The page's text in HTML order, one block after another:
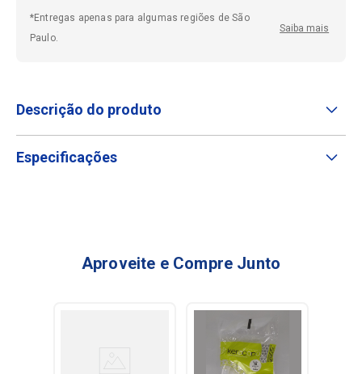
*Entregas apenas para algumas regiões de São
Paulo.
Saiba mais
Descrição do produto
Especificações
Aproveite e Compre Junto